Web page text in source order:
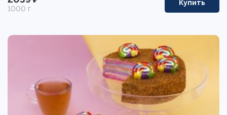
1000 г
Купить